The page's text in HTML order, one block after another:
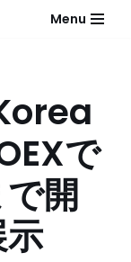
Menu
で
開